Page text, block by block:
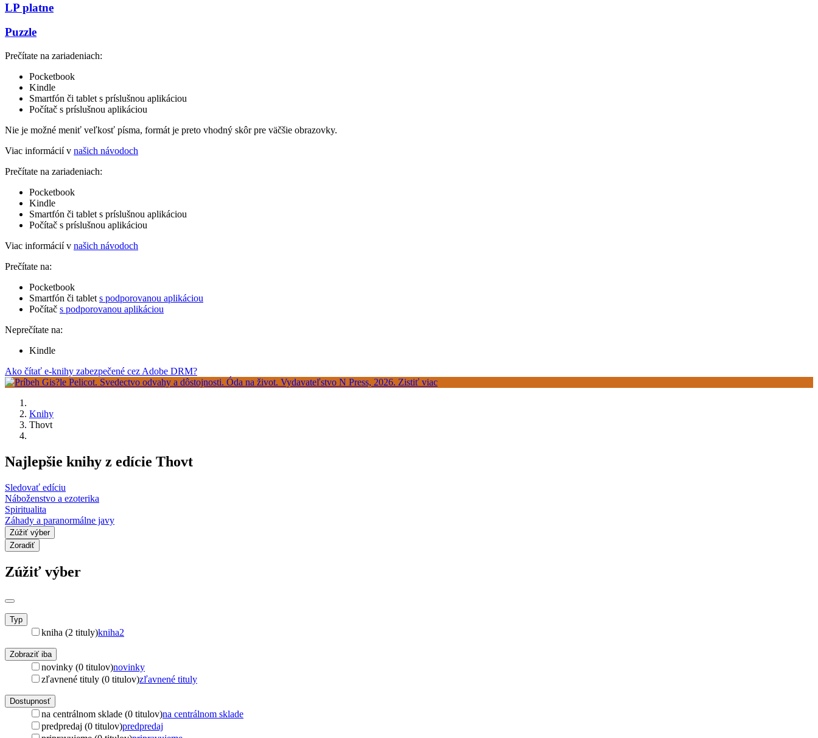
LP platne
Puzzle
Prečítate na zariadeniach:
Pocketbook
Kindle
Smartfón či tablet s príslušnou aplikáciou
Počítač s príslušnou aplikáciou
Nie je možné meniť veľkosť písma, formát je preto vhodný skôr pre väčšie obrazovky.
Viac informácií v našich návodoch
Prečítate na zariadeniach:
Pocketbook
Kindle
Smartfón či tablet s príslušnou aplikáciou
Počítač s príslušnou aplikáciou
Viac informácií v našich návodoch
Prečítate na:
Pocketbook
Smartfón či tablet s podporovanou aplikáciou
Počítač s podporovanou aplikáciou
Neprečítate na:
Kindle
Ako čítať e-knihy zabezpečené cez Adobe DRM?
Knihy
Thovt
Najlepšie knihy z edície Thovt
Sledovať edíciu
Náboženstvo a ezoterika
Spiritualita
Záhady a paranormálne javy
Zúžiť výber
Zoradiť
Zúžiť výber
Typ
kniha (2 tituly)kniha2
Zobraziť iba
novinky (0 titulov)novinky
zľavnené tituly (0 titulov)zľavnené tituly
Dostupnosť
na centrálnom sklade (0 titulov)na centrálnom sklade
predpredaj (0 titulov)predpredaj